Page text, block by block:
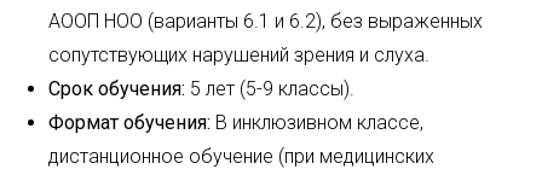
АООП НОО (варианты 6.1 и 6.2), без выраженных
сопутствующих нарушений зрения и слуха.
Срок обучения: 5 лет (5-9 классы).
Формат обучения: В инклюзивном классе,
дистанционное обучение (при медицинских